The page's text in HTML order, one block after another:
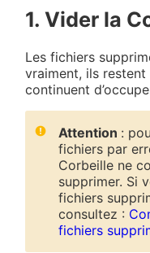
1. Vider la
Les fichiers
vraiment, ils
continuent
Attention :
fichiers par
Corbeille ne
supprimer. Si
fichiers
consultez :
fichiers